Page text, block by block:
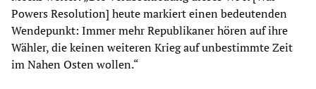
Powers Resolution] heute markiert einen bedeutenden
Wendepunkt: Immer mehr Republikaner hören auf ihre
Wähler, die keinen weiteren Krieg auf unbestimmte Zeit
im Nahen Osten wollen.“